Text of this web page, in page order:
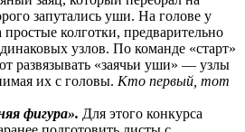
запутались уши. На голове у
колготки, предварительно
узлов. По команде «старт»
развязывать «заячьи уши» — узлы
их с головы. Кто первый, тот
фигура». Для этого конкурса